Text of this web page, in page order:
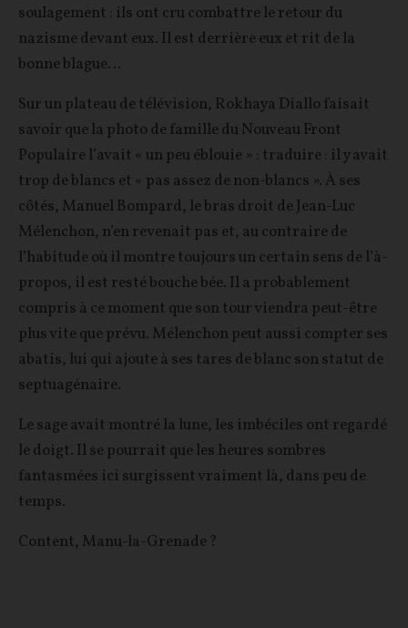
soulagement : ils ont cru combattre le retour du
nazisme devant eux. Il est derrière eux et rit de la
bonne blague…
Sur un plateau de télévision, Rokhaya Diallo faisait
savoir que la photo de famille du Nouveau Front
Populaire l’avait « un peu éblouie » : traduire : il y avait
trop de blancs et « pas assez de non-blancs ». À ses
côtés, Manuel Bompard, le bras droit de Jean-Luc
Mélenchon, n’en revenait pas et, au contraire de
l’habitude où il montre toujours un certain sens de l’à-
propos, il est resté bouche bée. Il a probablement
compris à ce moment que son tour viendra peut-être
plus vite que prévu. Mélenchon peut aussi compter ses
abatis, lui qui ajoute à ses tares de blanc son statut de
septuagénaire.
Le sage avait montré la lune, les imbéciles ont regardé
le doigt. Il se pourrait que les heures sombres
fantasmées ici surgissent vraiment là, dans peu de
temps.
Content, Manu-la-Grenade ?